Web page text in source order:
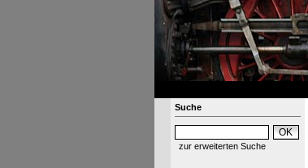
Suche
zur erweiterten Suche